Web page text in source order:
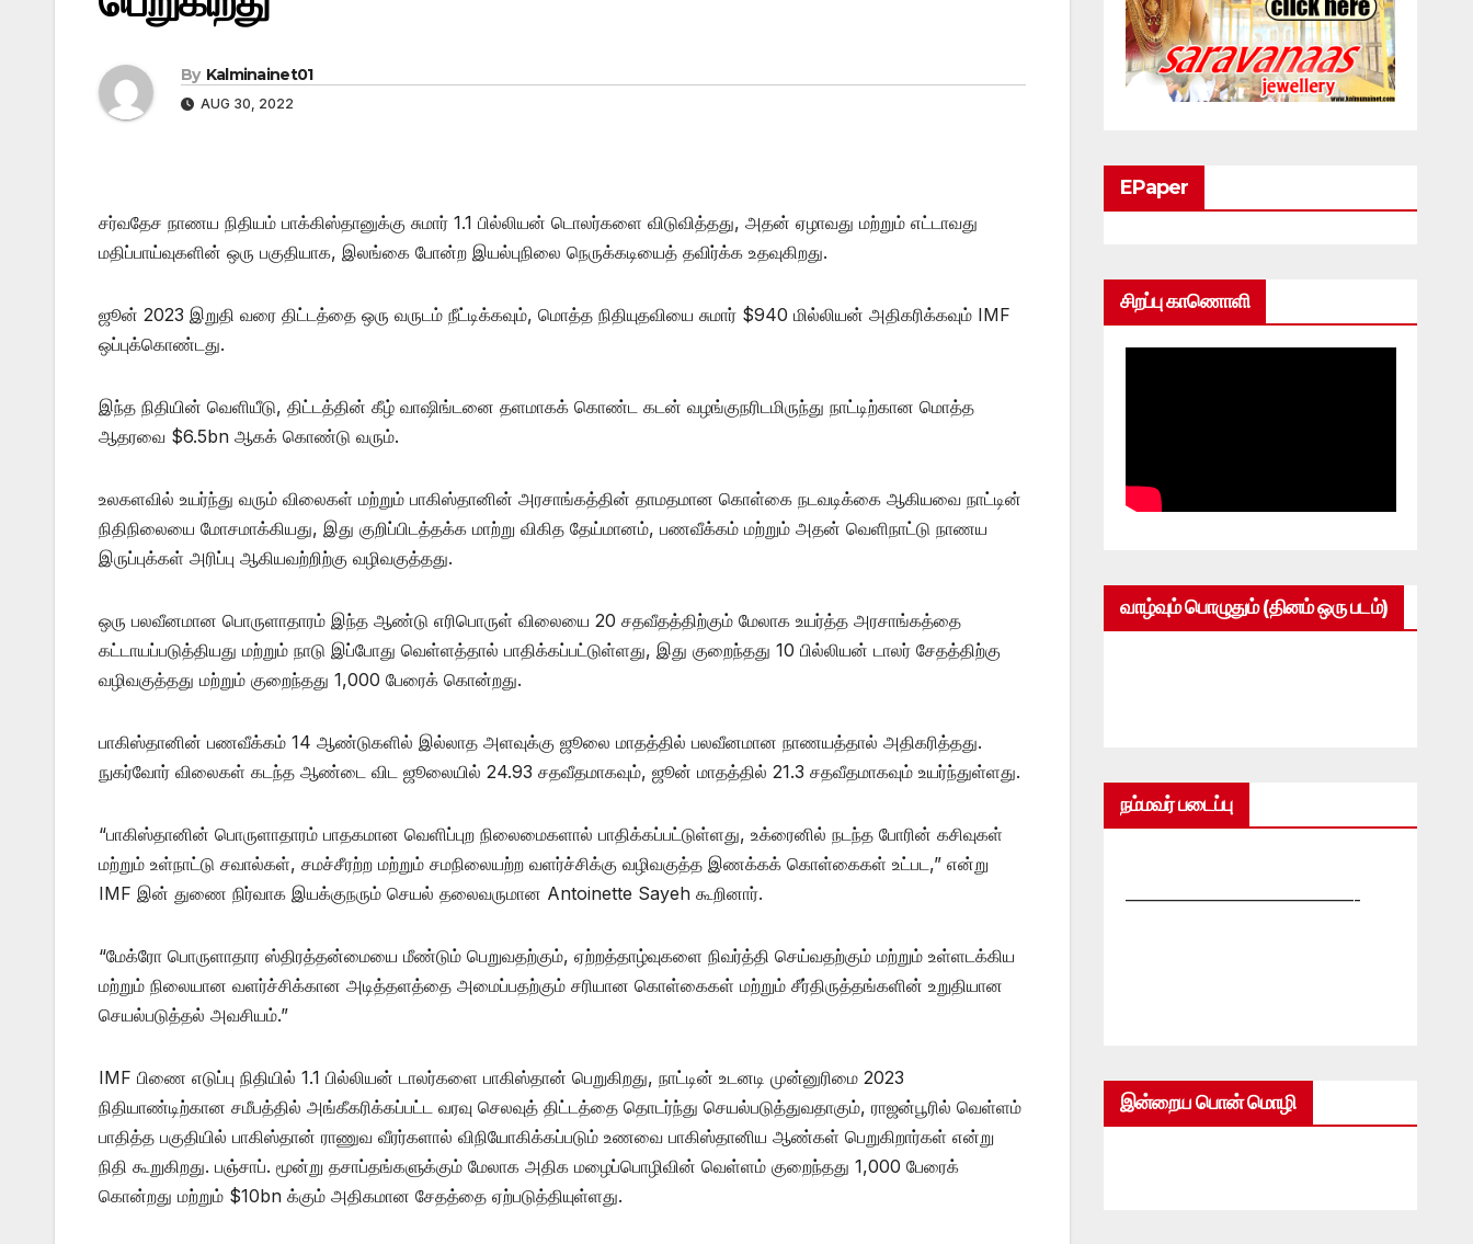
By Kalminainet01
AUG 30, 2022
சர்வதேச நாணய நிதியம் பாக்கிஸ்தானுக்கு சுமார் 1.1 பில்லியன் டொலர்களை விடுவித்தது, அதன் ஏழாவது மற்றும் எட்டாவது
மதிப்பாய்வுகளின் ஒரு பகுதியாக, இலங்கை போன்ற இயல்புநிலை நெருக்கடியைத் தவிர்க்க உதவுகிறது.
ஜூன் 2023 இறுதி வரை திட்டத்தை ஒரு வருடம் நீட்டிக்கவும், மொத்த நிதியுதவியை சுமார் $940 மில்லியன் அதிகரிக்கவும் IMF
ஒப்புக்கொண்டது.
இந்த நிதியின் வெளியீடு, திட்டத்தின் கீழ் வாஷிங்டனை தளமாகக் கொண்ட கடன் வழங்குநரிடமிருந்து நாட்டிற்கான மொத்த
ஆதரவை $6.5bn ஆகக் கொண்டு வரும்.
உலகளவில் உயர்ந்து வரும் விலைகள் மற்றும் பாகிஸ்தானின் அரசாங்கத்தின் தாமதமான கொள்கை நடவடிக்கை ஆகியவை நாட்டின்
நிதிநிலையை மோசமாக்கியது, இது குறிப்பிடத்தக்க மாற்று விகித தேய்மானம், பணவீக்கம் மற்றும் அதன் வெளிநாட்டு நாணய
இருப்புக்கள் அரிப்பு ஆகியவற்றிற்கு வழிவகுத்தது.
ஒரு பலவீனமான பொருளாதாரம் இந்த ஆண்டு எரிபொருள் விலையை 20 சதவீதத்திற்கும் மேலாக உயர்த்த அரசாங்கத்தை
கட்டாயப்படுத்தியது மற்றும் நாடு இப்போது வெள்ளத்தால் பாதிக்கப்பட்டுள்ளது, இது குறைந்தது 10 பில்லியன் டாலர் சேதத்திற்கு
வழிவகுத்தது மற்றும் குறைந்தது 1,000 பேரைக் கொன்றது.
பாகிஸ்தானின் பணவீக்கம் 14 ஆண்டுகளில் இல்லாத அளவுக்கு ஜூலை மாதத்தில் பலவீனமான நாணயத்தால் அதிகரித்தது.
நுகர்வோர் விலைகள் கடந்த ஆண்டை விட ஜூலையில் 24.93 சதவீதமாகவும், ஜூன் மாதத்தில் 21.3 சதவீதமாகவும் உயர்ந்துள்ளது.
“பாகிஸ்தானின் பொருளாதாரம் பாதகமான வெளிப்புற நிலைமைகளால் பாதிக்கப்பட்டுள்ளது, உக்ரைனில் நடந்த போரின் கசிவுகள்
மற்றும் உள்நாட்டு சவால்கள், சமச்சீரற்ற மற்றும் சமநிலையற்ற வளர்ச்சிக்கு வழிவகுத்த இணக்கக் கொள்கைகள் உட்பட,” என்று
IMF இன் துணை நிர்வாக இயக்குநரும் செயல் தலைவருமான Antoinette Sayeh கூறினார்.
“மேக்ரோ பொருளாதார ஸ்திரத்தன்மையை மீண்டும் பெறுவதற்கும், ஏற்றத்தாழ்வுகளை நிவர்த்தி செய்வதற்கும் மற்றும் உள்ளடக்கிய
மற்றும் நிலையான வளர்ச்சிக்கான அடித்தளத்தை அமைப்பதற்கும் சரியான கொள்கைகள் மற்றும் சீர்திருத்தங்களின் உறுதியான
செயல்படுத்தல் அவசியம்.”
IMF பிணை எடுப்பு நிதியில் 1.1 பில்லியன் டாலர்களை பாகிஸ்தான் பெறுகிறது, நாட்டின் உடனடி முன்னுரிமை 2023
நிதியாண்டிற்கான சமீபத்தில் அங்கீகரிக்கப்பட்ட வரவு செலவுத் திட்டத்தை தொடர்ந்து செயல்படுத்துவதாகும், ராஜன்பூரில் வெள்ளம்
பாதித்த பகுதியில் பாகிஸ்தான் ராணுவ வீரர்களால் விநியோகிக்கப்படும் உணவை பாகிஸ்தானிய ஆண்கள் பெறுகிறார்கள் என்று
நிதி கூறுகிறது. பஞ்சாப். மூன்று தசாப்தங்களுக்கும் மேலாக அதிக மழைப்பொழிவின் வெள்ளம் குறைந்தது 1,000 பேரைக்
கொன்றது மற்றும் $10bn க்கும் அதிகமான சேதத்தை ஏற்படுத்தியுள்ளது.
EPaper
சிறப்பு காணொளி
வாழ்வும் பொழுதும் (தினம் ஒரு படம்)
நம்மவர் படைப்பு
—————————————-
இன்றைய பொன் மொழி